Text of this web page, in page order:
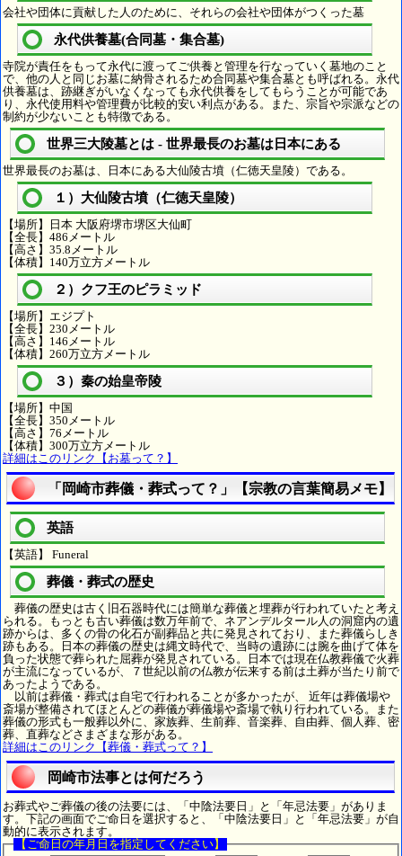
会社や団体に貢献した人のために、それらの会社や団体がつくった墓
永代供養墓(合同墓・集合墓)
寺院が責任をもって永代に渡ってご供養と管理を行なっていく墓地のこと
で、他の人と同じお墓に納骨されるため合同墓や集合墓とも呼ばれる。永代
供養墓は、跡継ぎがいなくなっても永代供養をしてもらうことが可能であ
り、永代使用料や管理費が比較的安い利点がある。また、宗旨や宗派などの
制約が少ないことも特徴である。
世界三大陵墓とは - 世界最長のお墓は日本にある
世界最長のお墓は、日本にある大仙陵古墳（仁徳天皇陵）である。
１）大仙陵古墳（仁徳天皇陵）
【場所】日本 大阪府堺市堺区大仙町
【全長】486メートル
【高さ】35.8メートル
【体積】140万立方メートル
２）クフ王のピラミッド
【場所】エジプト
【全長】230メートル
【高さ】146メートル
【体積】260万立方メートル
３）秦の始皇帝陵
【場所】中国
【全長】350メートル
【高さ】76メートル
【体積】300万立方メートル
詳細はこのリンク【お墓って？】
「岡崎市葬儀・葬式って？」【宗教の言葉簡易メモ】
英語
【英語】 Funeral
葬儀・葬式の歴史
葬儀の歴史は古く旧石器時代には簡単な葬儀と埋葬が行われていたと考え
られる。もっとも古い葬儀は数万年前で、ネアンデルタール人の洞窟内の遺
跡からは、多くの骨の化石が副葬品と共に発見されており、また葬儀らしき
跡もある。日本の葬儀の歴史は縄文時代で、当時の遺跡には腕を曲げて体を
負った状態で葬られた屈葬が発見されている。日本では現在仏教葬儀で火葬
が主流になっているが、７世紀以前の仏教が伝来する前は土葬が当たり前で
あったようである。
以前は葬儀・葬式は自宅で行われることが多かったが、 近年は葬儀場や
斎場が整備されてほとんどの葬儀が葬儀場や斎場で執り行われている。また
葬儀の形式も一般葬以外に、家族葬、生前葬、音楽葬、自由葬、個人葬、密
葬、直葬などさまざまな形がある。
詳細はこのリンク【葬儀・葬式って？】
岡崎市法事とは何だろう
お葬式やご葬儀の後の法要には、「中陰法要日」と「年忌法要」がありま
す。下記の画面でご命日を選択すると、「中陰法要日」と「年忌法要」が自
動的に表示されます。
【ご命日の年月日を指定してください】